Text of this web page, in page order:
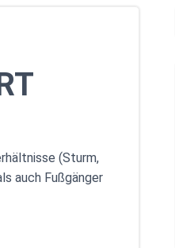
(Sturm,
auch Fußgänger